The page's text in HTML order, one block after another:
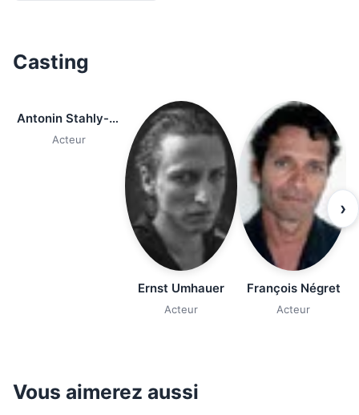
Casting
Antonin Stahly-Vishwanadan
Acteur
Ernst Umhauer
Acteur
François Négret
Acteur
›
Vous aimerez aussi